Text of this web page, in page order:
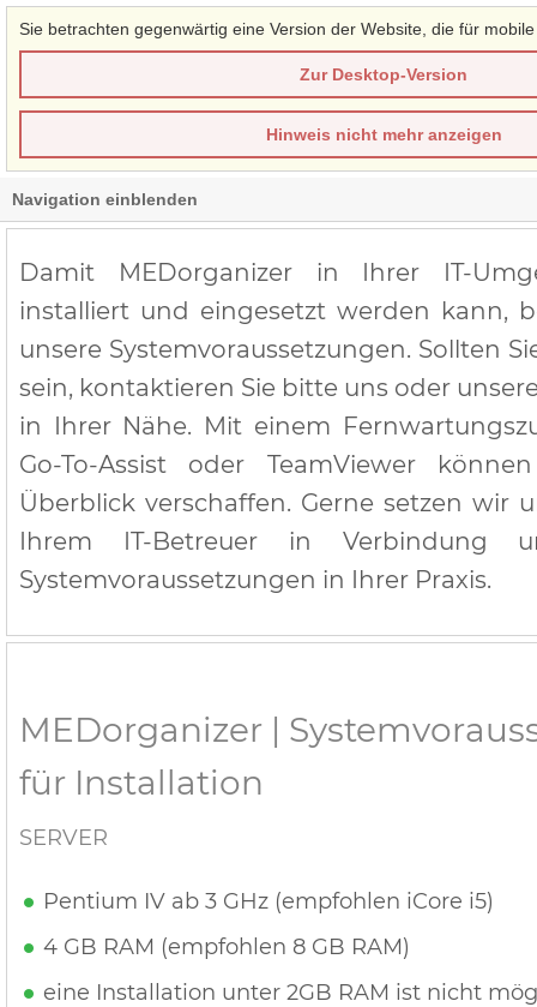
Sie betrachten gegenwärtig eine Version der Website, die für
Zur Desktop-Version
Hinweis nicht mehr anzeigen
Navigation einblenden
Damit MEDorganizer in Ihrer IT-
installiert und eingesetzt werden kann,
unsere Systemvoraussetzungen. Sollten
sein, kontaktieren Sie bitte uns oder
in Ihrer Nähe. Mit einem
Go-To-Assist oder TeamViewer
Überblick verschaffen. Gerne setzen wir
Ihrem IT-Betreuer in Verbindung
Systemvoraussetzungen in Ihrer Praxis.
MEDorganizer |
für Installation
SERVER
Pentium IV ab 3 GHz (empfohlen iCore i5)
4 GB RAM (empfohlen 8 GB RAM)
eine Installation unter 2GB RAM ist nicht